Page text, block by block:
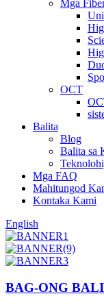
Mga
OCT
Balita
Blog
Balita sa
Mga FAQ
Mahitungod
Kontaka Kami
English
BAG-ONG